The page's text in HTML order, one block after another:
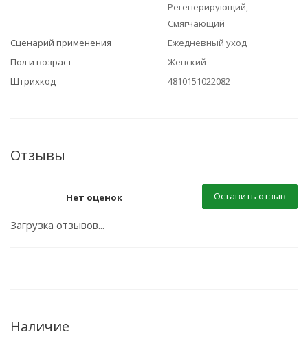
Регенерирующий,
Смягчающий
Сценарий применения
Ежедневный уход
Пол и возраст
Женский
Штрихкод
4810151022082
Отзывы
Нет оценок Оставить отзыв
Загрузка отзывов...
Наличие